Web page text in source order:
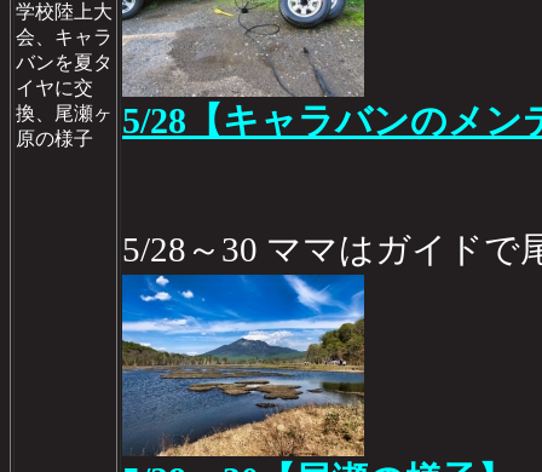
学校陸上大
会、キャラ
バンを夏タ
イヤに交
換、尾瀬ヶ
原の様子
5/28【キャラバンのメン
5/28～30 ママはガイドで